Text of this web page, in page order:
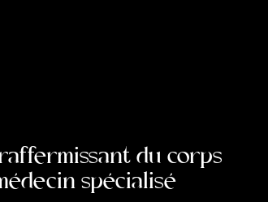
du corps
spécialisé